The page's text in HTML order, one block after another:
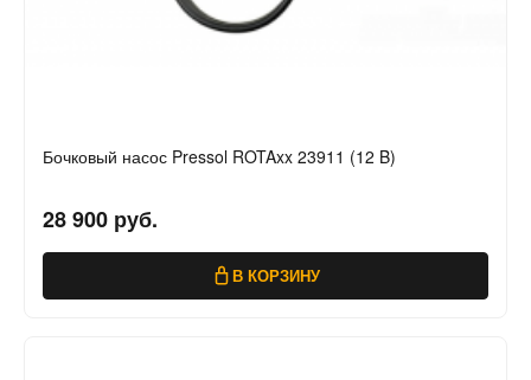
Бочковый насос Pressol ROTAxx 23911 (12 B)
28 900 руб.
В КОРЗИНУ